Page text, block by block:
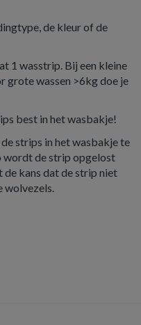
de kleur of de
1 wasstrip. Bij een kleine
grote wassen >6kg doe je
best in het wasbakje!
strips in het wasbakje te
wordt de strip opgelost
kans dat de strip niet
wolvezels.